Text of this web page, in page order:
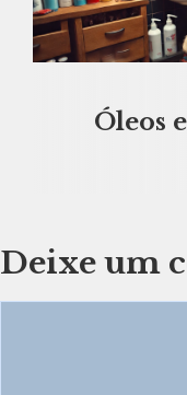
Óleos
Deixe um